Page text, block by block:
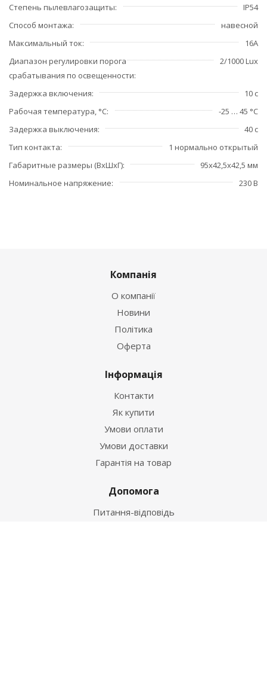
Степень пылевлагозащиты
IP54
Способ монтажа
навесной
Максимальный ток
16А
Диапазон регулировки порога
срабатывания по освещенности
2/1000 Lux
Задержка включения
10 с
Рабочая температура, °С
-25 … 45 °C
Задержка выключения
40 с
Тип контакта
1 нормально открытый
Габаритные размеры (ВхШхГ)
95х42,5х42,5 мм
Номинальное напряжение
230 В
Компанія
О компанії
Новини
Політика
Оферта
Інформація
Контакти
Як купити
Умови оплати
Умови доставки
Гарантія на товар
Допомога
Питання-відповідь